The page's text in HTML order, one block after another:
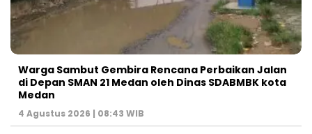
Warga Sambut Gembira Rencana Perbaikan Jalan
di Depan SMAN 21 Medan oleh Dinas SDABMBK kota
Medan
4 Agustus 2026 | 08:43 WIB